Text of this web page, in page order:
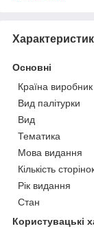
Основні
Країна виробник
Вид палітурки
Вид
Тематика
Мова видання
Кількість
Рік видання
Стан
Користувацькi